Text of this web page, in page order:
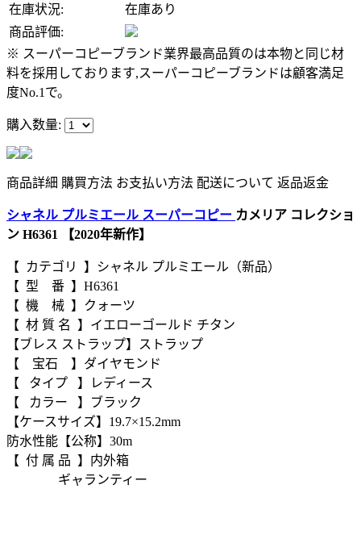
在庫状況:
在庫あり
商品評価:
※ スーパーコピーブランド業界最高品質のは本物と同じ材
料を採用しております,スーパーコピーブランドは顧客満足
度No.1で。
購入数量:
商品詳細 購買方法 お支払い方法 配送について 返品返金
シャネル プルミエール スーパーコピー カメリア コレクショ
ン H6361 【2020年新作】
【 カテゴリ 】シャネル プルミエール（新品）
【 型 番 】H6361
【 機 械 】クォーツ
【 材 質 名 】イエローゴールド チタン
【ブレス ストラップ】ストラップ
【 宝石 】ダイヤモンド
【 タイプ 】レディース
【 カラー 】ブラック
【ケースサイズ】19.7×15.2mm
防水性能【公称】30m
【 付 属 品 】内外箱
ギャランティー